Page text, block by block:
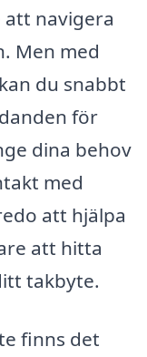
att navigera
Men med
du snabbt
för
dina behov
med
att hjälpa
att hitta
takbyte.
finns det